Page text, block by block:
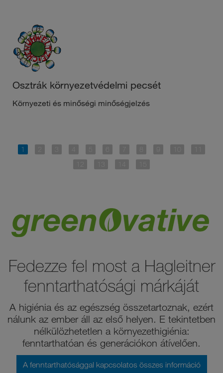
Osztrák környezetvédelmi pecsét
Környezeti és minőségi minőségjelzés
Fedezze fel most a Hagleitner
fenntarthatósági márkáját
A higiénia és az egészség összetartoznak, ezért
nálunk az ember áll az első helyen. E tekintetben
nélkülözhetetlen a környezethigiénia:
fenntarthatóan és generációkon átívelően.
A fenntarthatósággal kapcsolatos összes információ